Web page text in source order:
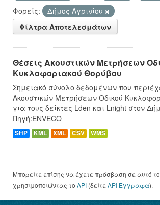
Φορείς:
Δήμος Αγρινίου
Φίλτρα Αποτελεσμάτων
Θέσεις Ακουστικών Μετρήσεων
Κυκλοφοριακού Θορύβου
Σημειακό σύνολο δεδομένων που
Ακουστικών Μετρήσεων Οδικού
για τους δείκτες Lden και Lnight στον
Πηγή:ENVECO
SHP KML XML CSV WMS
Μπορείτε επίσης να έχετε πρόσβαση σε αυτό
χρησιμοποιώντας το API (δείτε API Έγγραφα).